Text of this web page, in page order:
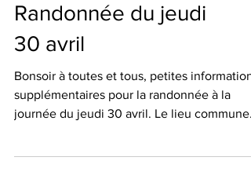
). Le site d'hébergement se situe à APT " Le
Castel Luberon" Je vous envoie en pj un
pour vous donner une idée.. Concernant le
détail du programme, il sera arrêté en
d
Randonnée du jeudi
30 avril
Bonsoir à toutes et tous, petites
supplémentaires pour la randonnée à la
journée du jeudi 30 avril. Le lieu commune